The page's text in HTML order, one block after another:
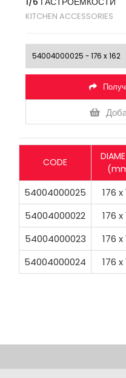
KITCHEN ACCESSORIES
CODE
54004000025 176 x
54004000022
176 x
54004000023
176 x
54004000024
176 x